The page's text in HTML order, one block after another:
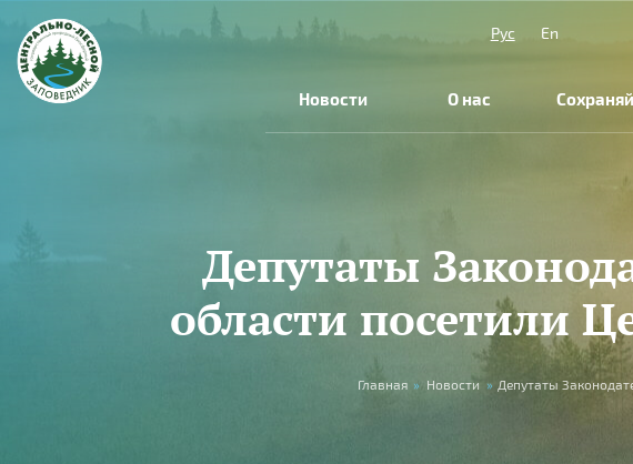
Перейти к основному содержанию
Рус
En
Новости О нас
Депутаты
области посетили
Главная » Новости » Депутаты